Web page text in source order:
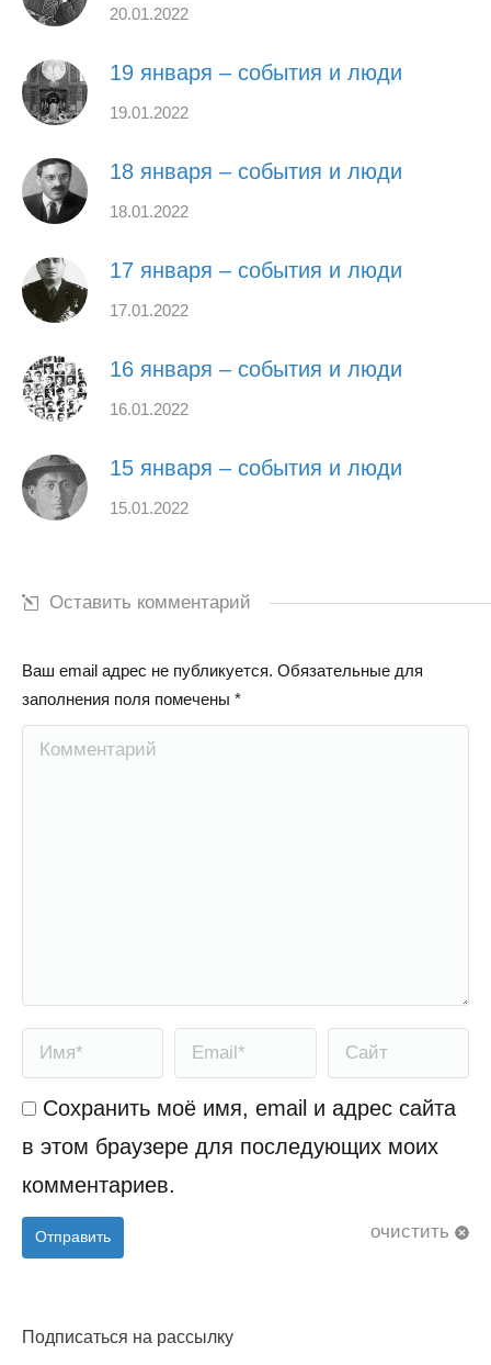
20.01.2022
19 января – события и люди
19.01.2022
18 января – события и люди
18.01.2022
17 января – события и люди
17.01.2022
16 января – события и люди
16.01.2022
15 января – события и люди
15.01.2022
Оставить комментарий
Ваш email адрес не публикуется. Обязательные для
заполнения поля помечены *
Комментарий
Имя * Email * Сайт
Сохранить моё имя, email и адрес сайта
в этом браузере для последующих моих
комментариев.
очистить
Отправить
Подписаться на рассылку